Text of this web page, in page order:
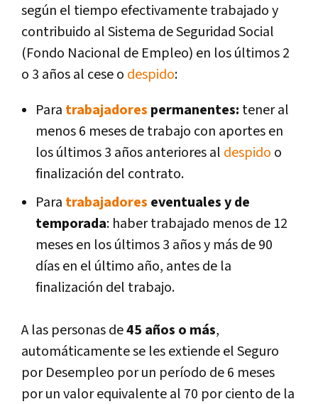
según el tiempo efectivamente trabajado y
contribuido al Sistema de Seguridad Social
(Fondo Nacional de Empleo) en los últimos 2
o 3 años al cese o despido:
Para trabajadores permanentes: tener al
menos 6 meses de trabajo con aportes en
los últimos 3 años anteriores al despido o
finalización del contrato.
Para trabajadores eventuales y de
temporada: haber trabajado menos de 12
meses en los últimos 3 años y más de 90
días en el último año, antes de la
finalización del trabajo.
A las personas de45 años o más,
automáticamente se les extiende el Seguro
por Desempleo por un período de 6 meses
por un valor equivalente al 70 por ciento de la